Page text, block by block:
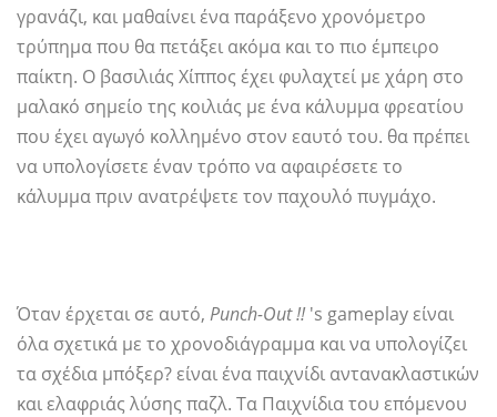
γρανάζι, και μαθαίνει ένα παράξενο χρονόμετρο
τρύπημα που θα πετάξει ακόμα και το πιο έμπειρο
παίκτη. Ο βασιλιάς Χίππος έχει φυλαχτεί με χάρη στο
μαλακό σημείο της κοιλιάς με ένα κάλυμμα φρεατίου
που έχει αγωγό κολλημένο στον εαυτό του. θα πρέπει
να υπολογίσετε έναν τρόπο να αφαιρέσετε το
κάλυμμα πριν ανατρέψετε τον παχουλό πυγμάχο.
Όταν έρχεται σε αυτό, Punch-Out !!'s gameplay είναι
όλα σχετικά με το χρονοδιάγραμμα και να υπολογίζει
τα σχέδια μπόξερ? είναι ένα παιχνίδι αντανακλαστικών
και ελαφριάς λύσης παζλ. Τα Παιχνίδια του επόμενου